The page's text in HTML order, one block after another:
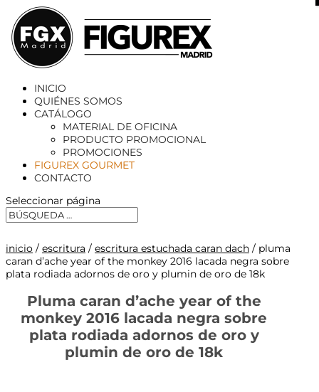
INICIO
QUIÉNES SOMOS
CATÁLOGO
MATERIAL DE OFICINA
PRODUCTO PROMOCIONAL
PROMOCIONES
FIGUREX GOURMET
CONTACTO
Seleccionar página
inicio / escritura / escritura estuchada caran dach / pluma
caran d’ache year of the monkey 2016 lacada negra sobre
plata rodiada adornos de oro y plumin de oro de 18k
Pluma caran d’ache year of the
monkey 2016 lacada negra sobre
plata rodiada adornos de oro y
plumin de oro de 18k